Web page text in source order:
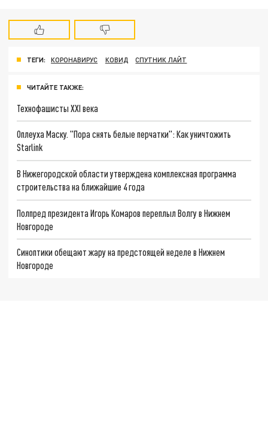
ТЕГИ: КОРОНАВИРУС КОВИД СПУТНИК ЛАЙТ
ЧИТАЙТЕ ТАКЖЕ:
Технофашисты XXI века
Оплеуха Маску. "Пора снять белые перчатки": Как уничтожить
Starlink
В Нижегородской области утверждена комплексная программа
строительства на ближайшие 4 года
Полпред президента Игорь Комаров переплыл Волгу в Нижнем
Новгороде
Синоптики обещают жару на предстоящей неделе в Нижнем
Новгороде